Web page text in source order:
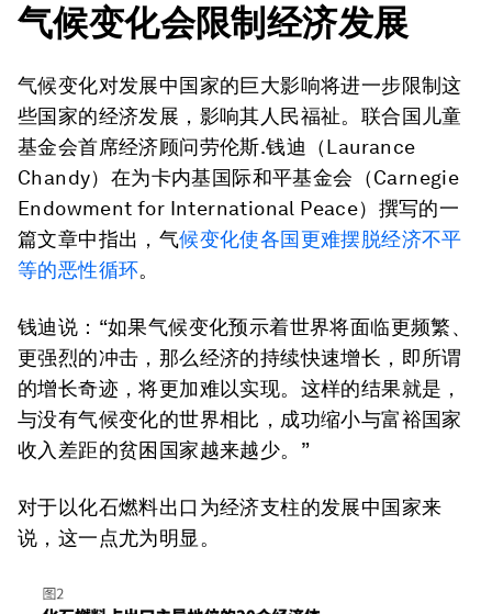
气候变化会限制经济发展
气候变化对发展中国家的巨大影响将进一步限制这
些国家的经济发展，影响其人民福祉。联合国儿童
基金会首席经济顾问劳伦斯.钱迪（Laurance
Chandy）在为卡内基国际和平基金会（Carnegie
Endowment for International Peace）撰写的一
篇文章中指出，气候变化使各国更难摆脱经济不平
等的恶性循环。
钱迪说：“如果气候变化预示着世界将面临更频繁、
更强烈的冲击，那么经济的持续快速增长，即所谓
的增长奇迹，将更加难以实现。这样的结果就是，
与没有气候变化的世界相比，成功缩小与富裕国家
收入差距的贫困国家越来越少。”
对于以化石燃料出口为经济支柱的发展中国家来
说，这一点尤为明显。